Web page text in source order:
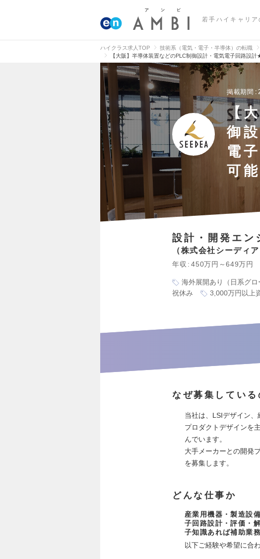
若手ハイキャリア
ハイクラス求人TOP 技術系（電気・電子・半導体）の転職
【大阪】半導体装置などのPLC制御設計・電気電子回路設
掲載期間
【
御
電
可
設計・開発エン
株式会社シーディア
年収 450万円～649万円
海外展開あり（日系グロ
祝休み
3,000万円以上
なぜ募集している
当社は、LSIデザイン
プロダクトデザインを
んでいます。
大手メーカーとの開発
を募集します。
どんな仕事か
産業用機器・製造設
子回路設計・評価・
子知識あれば補助業
以下ご経験や希望に合